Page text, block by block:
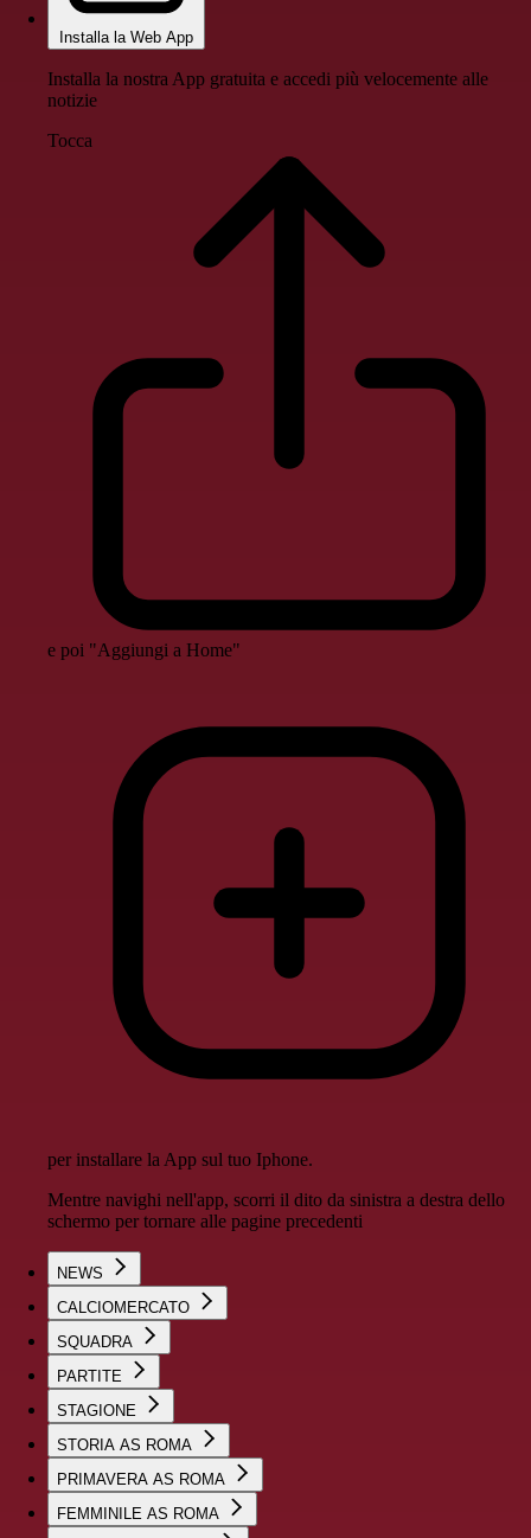
Installa la Web App
Installa la nostra App gratuita e accedi più velocemente alle
notizie
Tocca
e poi "Aggiungi a Home"
per installare la App sul tuo Iphone.
Mentre navighi nell'app, scorri il dito da sinistra a destra dello
schermo per tornare alle pagine precedenti
NEWS
CALCIOMERCATO
SQUADRA
PARTITE
STAGIONE
STORIA AS ROMA
PRIMAVERA AS ROMA
FEMMINILE AS ROMA